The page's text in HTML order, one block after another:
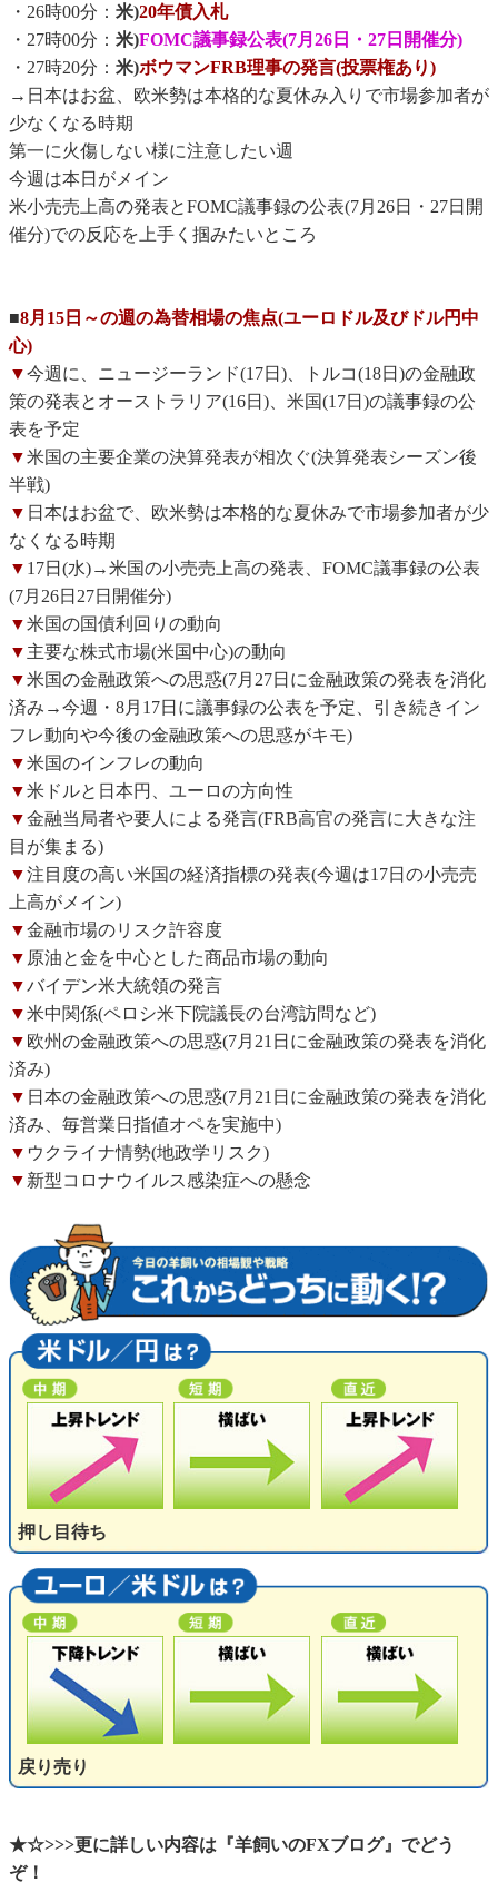
・26時00分： 米)20年債入札
・27時00分： 米)FOMC議事録公表(7月26日・27日開催分)
・27時20分： 米)ボウマンFRB理事の発言(投票権あり)
→日本はお盆、欧米勢は本格的な夏休み入りで市場参加者が
少なくなる時期
第一に火傷しない様に注意したい週
今週は本日がメイン
米小売売上高の発表とFOMC議事録の公表(7月26日・27日開
催分)での反応を上手く掴みたいところ
■8月15日～の週の為替相場の焦点(ユーロドル及びドル円中
心)
▼今週に、ニュージーランド(17日)、トルコ(18日)の金融政
策の発表とオーストラリア(16日)、米国(17日)の議事録の公
表を予定
▼米国の主要企業の決算発表が相次ぐ(決算発表シーズン後
半戦)
▼ 日本はお盆で、欧米勢は本格的な夏休みで市場参加者が少
なくなる時期
▼ 17日(水)→米国の小売売上高の発表、FOMC議事録の公表
(7月26日27日開催分)
▼米国の国債利回りの動向
▼ 主要な株式市場(米国中心)の動向
▼米国の金融政策への思惑(7月27日に金融政策の発表を消化
済み→今週・8月17日に議事録の公表を予定、引き続きイン
フレ動向や今後の金融政策への思惑がキモ)
▼米国のインフレの動向
▼米ドルと日本円、ユーロの方向性
▼金融当局者や要人による発言(FRB高官の発言に大きな注
目が集まる)
▼注目度の高い米国の経済指標の発表(今週は17日の小売売
上高がメイン)
▼金融市場のリスク許容度
▼ 原油と金を中心とした商品市場の動向
▼バイデン米大統領の発言
▼米中関係(ペロシ米下院議長の台湾訪問など)
▼ 欧州の金融政策への思惑(7月21日に金融政策の発表を消化
済み)
▼ 日本の金融政策への思惑(7月21日に金融政策の発表を消化
済み、毎営業日指値オペを実施中)
▼ ウクライナ情勢(地政学リスク)
▼ 新型コロナウイルス感染症への懸念
押し目待ち
戻り売り
★☆>>>更に詳しい内容は『羊飼いのFXブログ』でどう
ぞ！